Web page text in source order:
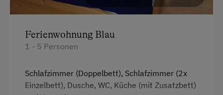
Kostenlose Parkplätze
Radunterstellmöglichkeit
Am Betrieb
Ferienwohnung Blau
1 - 5 Personen
Schlafzimmer (Doppelbett), Schlafzimmer (2x
Einzelbett), Dusche, WC, Küche (mit Zusatzbett)